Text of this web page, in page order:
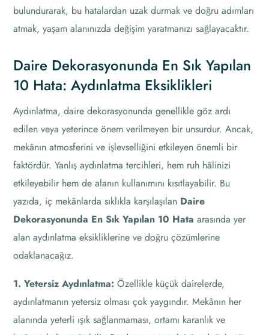
bulundurarak, bu hatalardan uzak durmak ve doğru adımları
atmak, yaşam alanınızda değişim yaratmanızı sağlayacaktır.
Daire Dekorasyonunda En Sık Yapılan
10 Hata: Aydınlatma Eksiklikleri
Aydınlatma, daire dekorasyonunda genellikle göz ardı
edilen veya yeterince önem verilmeyen bir unsurdur. Ancak,
mekânın atmosferini ve işlevselliğini etkileyen önemli bir
faktördür. Yanlış aydınlatma tercihleri, hem ruh hâlinizi
etkileyebilir hem de alanın kullanımını kısıtlayabilir. Bu
yazıda, iç mekânlarda sıklıkla karşılaşılan Daire
Dekorasyonunda En Sık Yapılan 10 Hata arasında yer
alan aydınlatma eksikliklerine ve doğru çözümlerine
odaklanacağız.
1. Yetersiz Aydınlatma: Özellikle küçük dairelerde,
aydınlatmanın yetersiz olması çok yaygındır. Mekânın her
alanında yeterli ışık sağlanmaması, ortamı karanlık ve